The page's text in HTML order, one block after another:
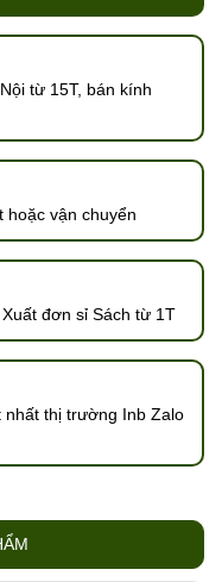
từ 15T, bán kính
hoặc vận chuyển
đơn sỉ Sách từ 1T
nhất thị trường Inb Zalo